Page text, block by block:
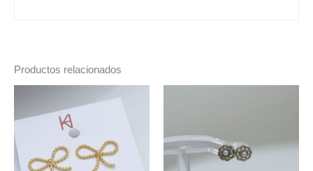
Productos relacionados